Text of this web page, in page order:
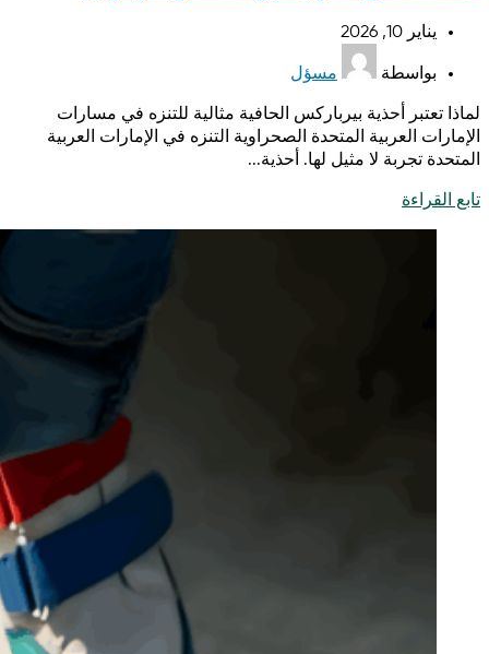
يناير 10, 2026
بواسطة مسؤل
لماذا تعتبر أحذية بيرباركس الحافية مثالية للتنزه في مسارات
الإمارات العربية المتحدة الصحراوية التنزه في الإمارات العربية
المتحدة تجربة لا مثيل لها. أحذية...
تابع القراءة